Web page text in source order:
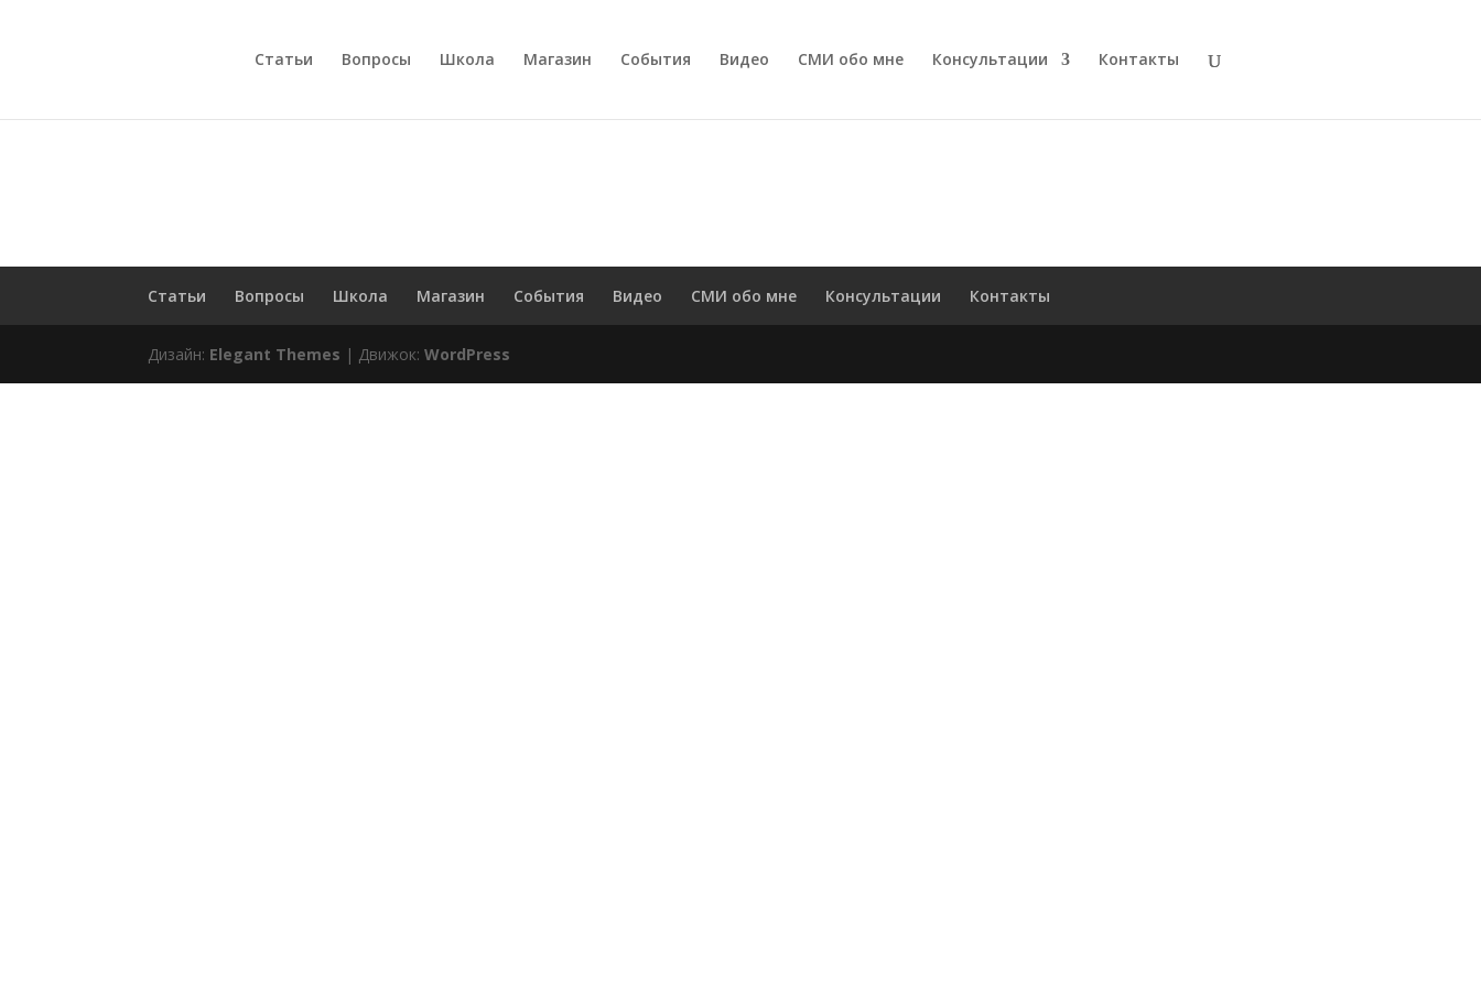
Статьи Вопросы Школа Магазин События Видео СМИ обо мне Консультации Контакты
Статьи Вопросы Школа Магазин События Видео СМИ обо мне Консультации Контакты
Дизайн: Elegant Themes | Движок:WordPress